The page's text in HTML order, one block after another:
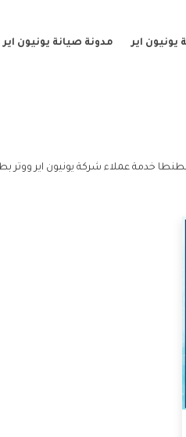
اير مدونة صيانة يونيون اير
خدمة عملاء شركة يونيون اير ووتر